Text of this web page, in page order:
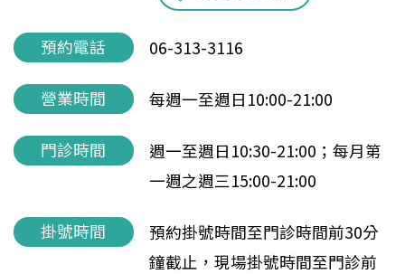
預約電話 06-313-3116
營業時間 每週一至週日10:00-21:00
門診時間
週一至週日10:30-21:00；每月第
一週之週三15:00-21:00
掛號時間
預約掛號時間至門診時間前30分
鐘截止，現場掛號時間至門診前